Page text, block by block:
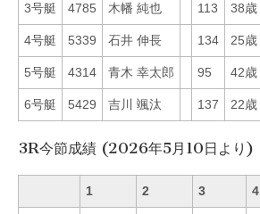
3号艇 4785 木幡 純也 113 38歳
4号艇 5339 石井 伸長 134 25歳
5号艇 4314 青木 幸太郎 95 42歳
6号艇 5429 吉川 颯汰 137 22歳
3R今節成績 (2026年5月10日より)
1 2 3 4